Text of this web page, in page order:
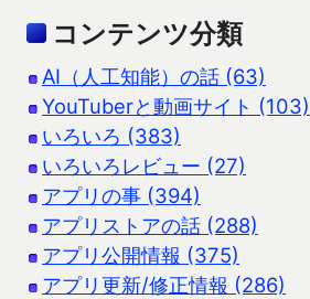
コンテンツ分類
AI（人工知能）の話 (63)
YouTuberと動画サイト (103)
いろいろ (383)
いろいろレビュー (27)
アプリの事 (394)
アプリストアの話 (288)
アプリ公開情報 (375)
アプリ更新/修正情報 (286)